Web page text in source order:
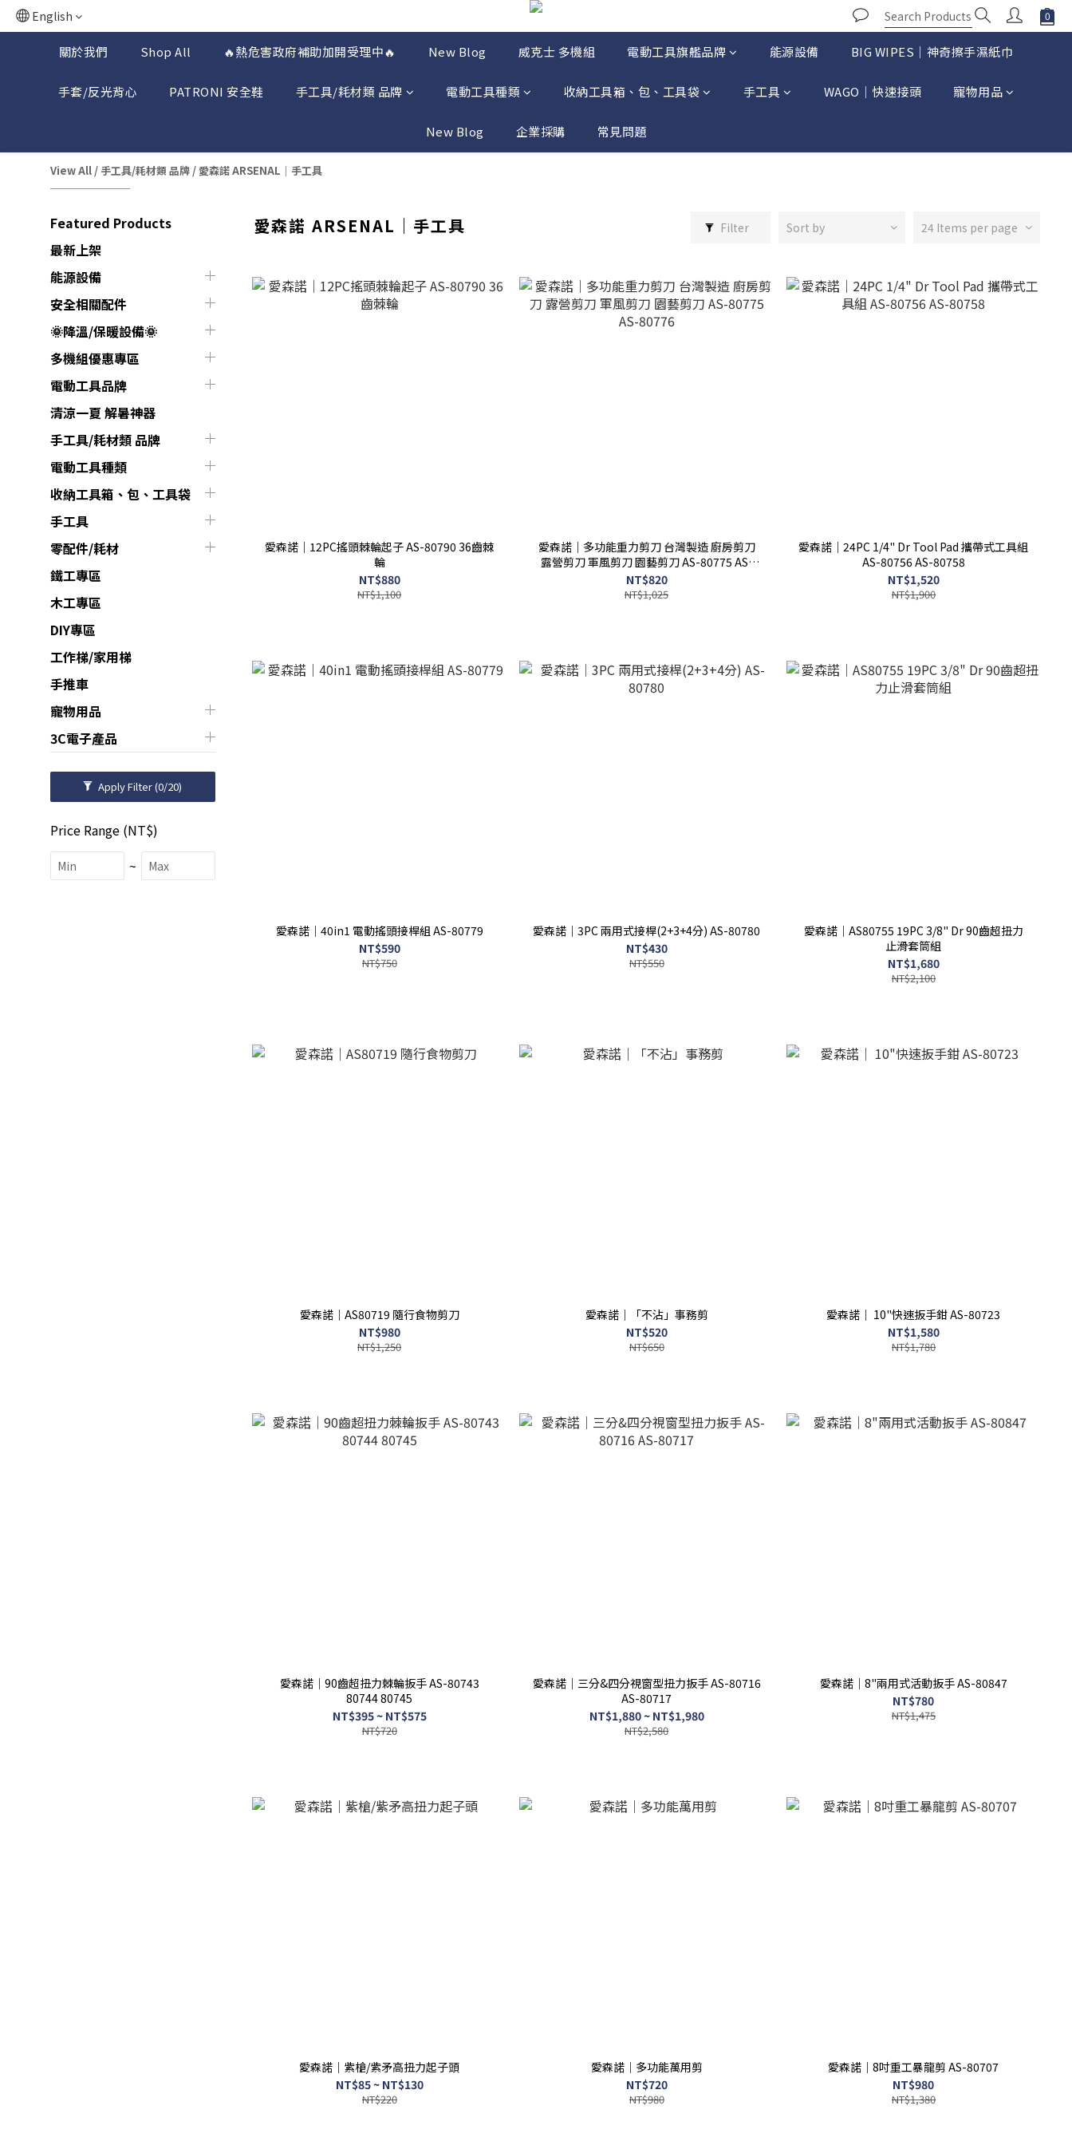
English
關於我們 Shop All 🔥熱危害政府補助加開受理中🔥 New Blog 威克士 多機組 電動工具旗艦品牌 能源設備 BIG WIPES｜神奇擦手濕紙巾
手套/反光背心 PATRONI 安全鞋 手工具/耗材類 品牌 電動工具種類 收納工具箱、包、工具袋 手工具 WAGO｜快速接頭 寵物用品
New Blog 企業採購 常見問題
View All /手工具/耗材類 品牌 / 愛森諾 ARSENAL｜手工具
Featured Products
最新上架
能源設備
安全相關配件
🌞降溫/保暖設備🌞
多機組優惠專區
電動工具品牌
清涼一夏 解暑神器
手工具/耗材類 品牌
電動工具種類
收納工具箱、包、工具袋
手工具
零配件/耗材
鐵工專區
木工專區
DIY專區
工作梯/家用梯
手推車
寵物用品
3C電子產品
Apply Filter(0/20)
Price Range (NT$)
~
愛森諾 ARSENAL｜手工具 Filter Sort by 24 Items per page
愛森諾｜12PC搖頭棘輪起子 AS-80790 36齒棘
輪
NT$880
NT$1,100
愛森諾｜多功能重力剪刀 台灣製造 廚房剪刀
露營剪刀 軍風剪刀 園藝剪刀 AS-80775 AS-
80776
NT$820
NT$1,025
愛森諾｜24PC 1/4" Dr Tool Pad 攜帶式工具組
AS-80756 AS-80758
NT$1,520
NT$1,900
愛森諾｜40in1 電動搖頭接桿組 AS-80779
NT$590
NT$750
愛森諾｜3PC 兩用式接桿(2+3+4分) AS-80780
NT$430
NT$550
愛森諾｜AS80755 19PC 3/8" Dr 90齒超扭力
止滑套筒組
NT$1,680
NT$2,100
愛森諾｜AS80719 隨行食物剪刀
NT$980
NT$1,250
愛森諾｜「不沾」事務剪
NT$520
NT$650
愛森諾｜ 10"快速扳手鉗 AS-80723
NT$1,580
NT$1,780
愛森諾｜90齒超扭力棘輪扳手 AS-80743
80744 80745
NT$395 ~ NT$575
NT$720
愛森諾｜三分&四分視窗型扭力扳手 AS-80716
AS-80717
NT$1,880 ~ NT$1,980
NT$2,580
愛森諾｜8"兩用式活動扳手 AS-80847
NT$780
NT$1,475
愛森諾｜紫槍/紫矛高扭力起子頭
NT$85 ~ NT$130
NT$220
愛森諾｜多功能萬用剪
NT$720
NT$980
愛森諾｜8吋重工暴龍剪 AS-80707
NT$980
NT$1,380